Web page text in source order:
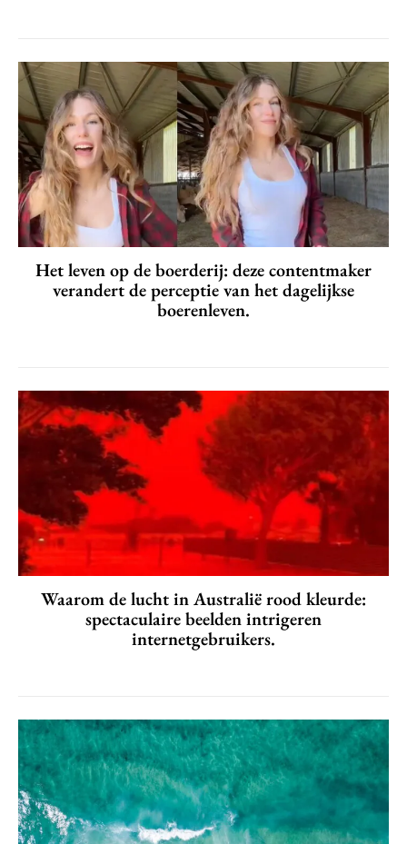
Het leven op de boerderij: deze contentmaker
verandert de perceptie van het dagelijkse
boerenleven.
Waarom de lucht in Australië rood kleurde:
spectaculaire beelden intrigeren
internetgebruikers.